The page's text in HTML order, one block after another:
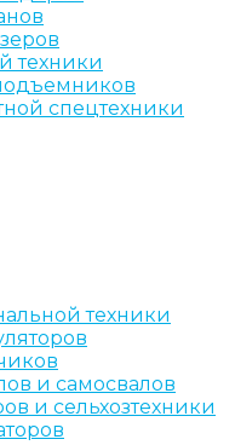
техники
спецтехники
техники
и самосвалов
и сельхозтехники